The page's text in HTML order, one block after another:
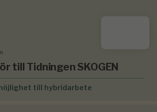
till Tidningen SKOGEN
till hybridarbete